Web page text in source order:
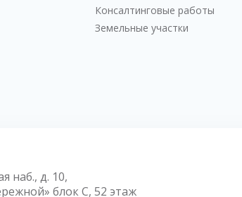
Консалтинговые работы
Земельные участки
наб., д. 10,
блок С, 52 этаж